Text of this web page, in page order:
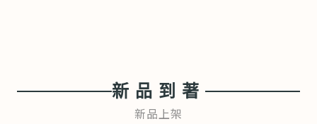
新品到著
新品上架